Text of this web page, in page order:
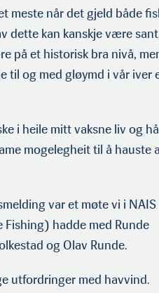
meste når det gjeld både
dette kan kanskje være
på et historisk bra nivå,
til og med gløymd i vår iver
i heile mitt vaksne liv og
mogelegheit til å hauste
var et møte vi i NAIS
hadde med Runde
og Olav Runde.
utfordringer med havvind.